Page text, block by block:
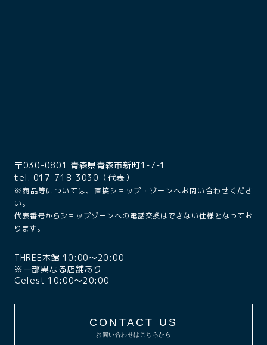
〒030-0801 青森県青森市新町1-7-1
tel. 017-718-3030（代表）
※商品等については、直接ショップ・ゾーンへお問い合わせくださ
い。
代表番号からショップゾーンへの電話交換はできない仕様となってお
ります。
THREE本館 10:00〜20:00
※一部異なる店舗あり
Celest 10:00〜20:00
CONTACT US
お問い合わせはこちらから